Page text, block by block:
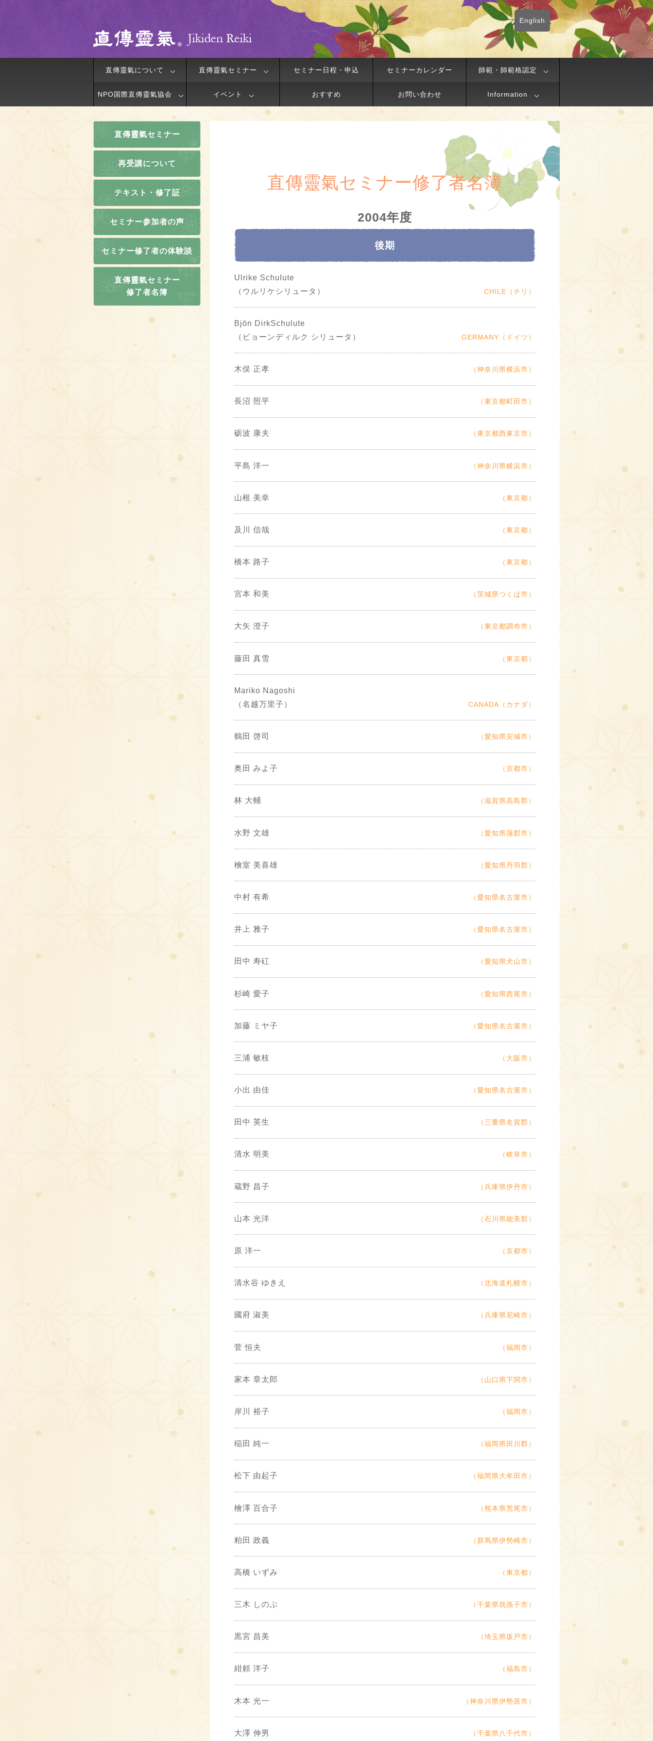
English
直傳靈氣について 直傳靈氣セミナー セミナー日程・申込 セミナーカレンダー 師範・師範格認定
NPO国際直傳靈氣協会 イベント おすすめ お問い合わせ Information
直傳靈氣セミナー
再受講について
テキスト・修了証
セミナー参加者の声
セミナー修了者の体験談
直傳靈氣セミナー
修了者名簿
直傳靈氣セミナー修了者名簿
2004年度
後期
Ulrike Schulute
（ウルリケシリュータ）
CHILE（チリ）
Bjōn DirkSchulute
（ビョーンディルク シリュータ）
GERMANY（ドイツ）
木俣 正孝 （神奈川県横浜市）
長沼 照平 （東京都町田市）
砺波 康夫 （東京都西東京市）
平島 洋一 （神奈川県横浜市）
山根 美幸 （東京都）
及川 信哉 （東京都）
橋本 路子 （東京都）
宮本 和美 （茨城県つくば市）
大矢 澄子 （東京都調布市）
藤田 真雪 （東京都）
Mariko Nagoshi
（名越万里子）
CANADA（カナダ）
鶴田 啓司 （愛知県安城市）
奥田 みよ子 （京都市）
林 大輔 （滋賀県高島郡）
水野 文雄 （愛知県蒲郡市）
檜室 美喜雄 （愛知県丹羽郡）
中村 有希 （愛知県名古屋市）
井上 雅子 （愛知県名古屋市）
田中 寿矼 （愛知県犬山市）
杉崎 愛子 （愛知県西尾市）
加藤 ミヤ子 （愛知県名古屋市）
三浦 敏枝 （大阪市）
小出 由佳 （愛知県名古屋市）
田中 英生 （三重県名賀郡）
清水 明美 （岐阜市）
蔵野 昌子 （兵庫県伊丹市）
山本 光洋 （石川県能美郡）
原 洋一 （京都市）
清水谷 ゆきえ （北海道札幌市）
國府 淑美 （兵庫県尼崎市）
菅 恒夫 （福岡市）
家本 章太郎 （山口県下関市）
岸川 裕子 （福岡市）
稲田 純一 （福岡県田川郡）
松下 由起子 （福岡県大牟田市）
檜澤 百合子 （熊本県荒尾市）
粕田 政義 （群馬県伊勢崎市）
高橋 いずみ （東京都）
三木 しのぶ （千葉県我孫子市）
黒宮 昌美 （埼玉県坂戸市）
紺頼 洋子 （福島市）
木本 光一 （神奈川県伊勢原市）
大澤 伸男 （千葉県八千代市）